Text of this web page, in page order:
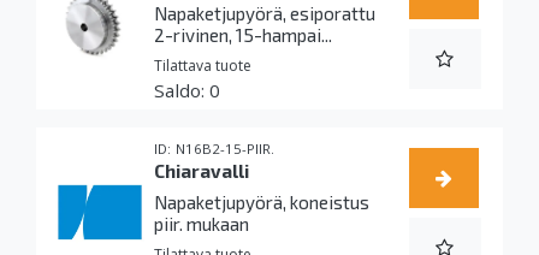
Napaketjupyörä, esiporattu
2-rivinen, 15-hampai...
Tilattava tuote
0
N16B2-15-PIIR.
Chiaravalli
Napaketjupyörä, koneistus
piir. mukaan